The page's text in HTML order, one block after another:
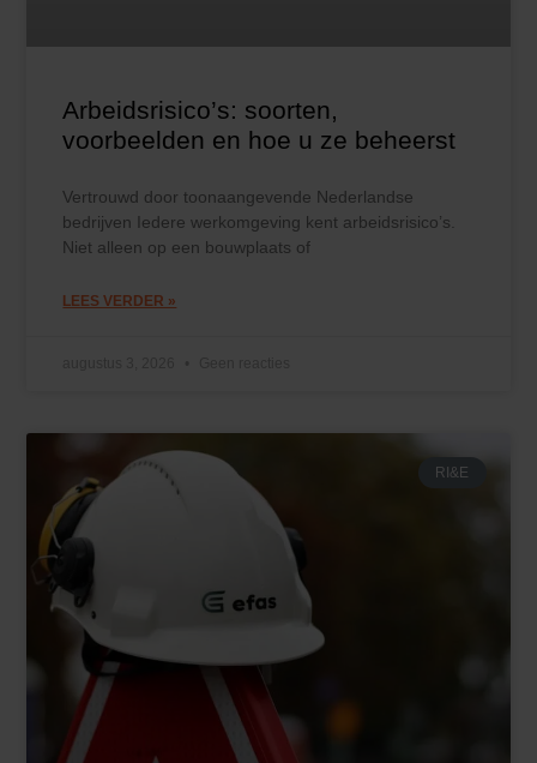
Arbeidsrisico’s: soorten,
voorbeelden en hoe u ze beheerst
Vertrouwd door toonaangevende Nederlandse
bedrijven Iedere werkomgeving kent arbeidsrisico’s.
Niet alleen op een bouwplaats of
LEES VERDER »
RI&E